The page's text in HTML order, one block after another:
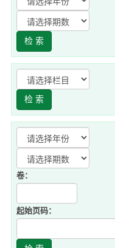
卷：
起始页码：